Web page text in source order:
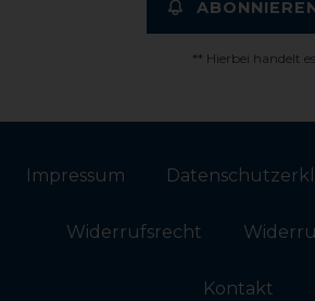
** Hierbei handelt
Impressum
Widerrufs­recht
Kontakt